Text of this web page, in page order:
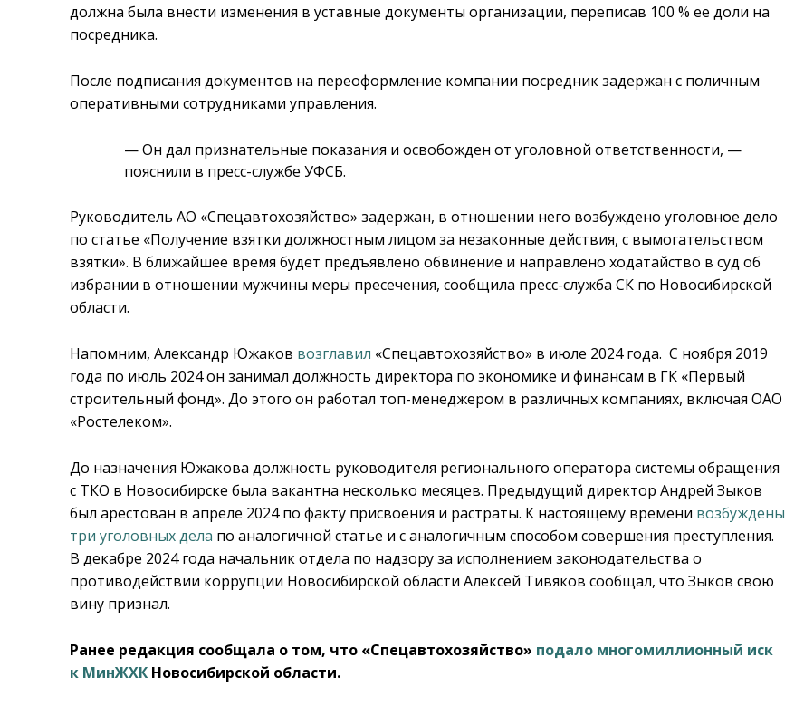
должна была внести изменения в уставные документы организации, переписав 100 % ее доли на
посредника.
После подписания документов на переоформление компании посредник задержан с поличным
оперативными сотрудниками управления.
— Он дал признательные показания и освобожден от уголовной ответственности, —
пояснили в пресс-службе УФСБ.
Руководитель АО «Спецавтохозяйство» задержан, в отношении него возбуждено уголовное дело
по статье «Получение взятки должностным лицом за незаконные действия, с вымогательством
взятки». В ближайшее время будет предъявлено обвинение и направлено ходатайство в суд об
избрании в отношении мужчины меры пресечения, сообщила пресс-служба СК по Новосибирской
области.
Напомним, Александр Южаков возглавил «Спецавтохозяйство» в июле 2024 года. С ноября 2019
года по июль 2024 он занимал должность директора по экономике и финансам в ГК «Первый
строительный фонд». До этого он работал топ-менеджером в различных компаниях, включая ОАО
«Ростелеком».
До назначения Южакова должность руководителя регионального оператора системы обращения
с ТКО в Новосибирске была вакантна несколько месяцев. Предыдущий директор Андрей Зыков
был арестован в апреле 2024 по факту присвоения и растраты. К настоящему времени возбуждены
три уголовных дела по аналогичной статье и с аналогичным способом совершения преступления.
В декабре 2024 года начальник отдела по надзору за исполнением законодательства о
противодействии коррупции Новосибирской области Алексей Тивяков сообщал, что Зыков свою
вину признал.
Ранее редакция сообщала о том, что «Спецавтохозяйство» подало многомиллионный иск
к МинЖХК Новосибирской области.